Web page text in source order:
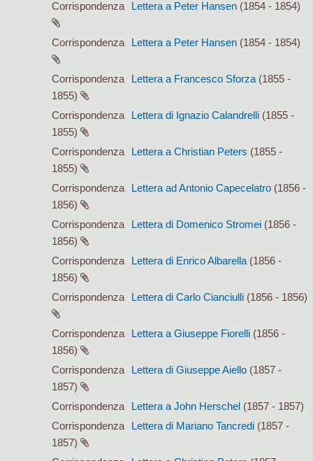
Corrispondenza
Lettera a Peter Hansen (1854 - 1854)
Corrispondenza Lettera a Peter Hansen (1854 - 1854)
Corrispondenza Lettera a Francesco Sforza (1855 -
1855)
Corrispondenza
Lettera di Ignazio Calandrelli (1855 -
1855)
Corrispondenza
Lettera a Christian Peters (1855 -
1855)
Corrispondenza
Lettera ad Antonio Capecelatro (1856 -
1856)
Corrispondenza
Lettera di Domenico Stromei (1856 -
1856)
Corrispondenza
Lettera di Enrico Albarella (1856 -
1856)
Corrispondenza
Lettera di Carlo Cianciulli (1856 - 1856)
Corrispondenza Lettera a Giuseppe Fiorelli (1856 -
1856)
Corrispondenza
Lettera di Giuseppe Aiello (1857 -
1857)
Corrispondenza
Lettera a John Herschel (1857 - 1857)
Corrispondenza
Lettera di Mariano Tancredi (1857 -
1857)